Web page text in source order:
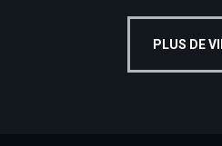
PLUS DE